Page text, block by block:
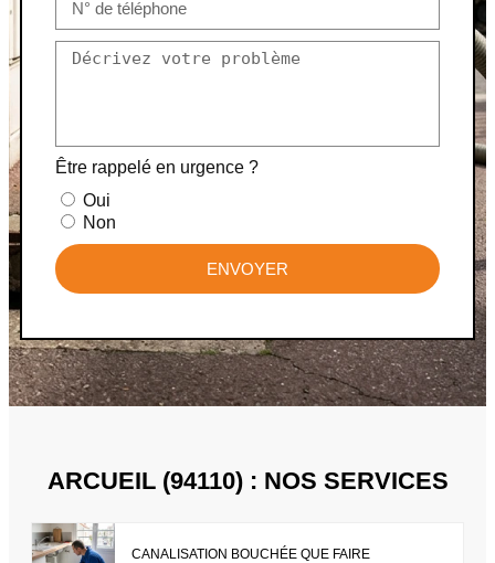
Être rappelé en urgence ?
Oui
Non
ENVOYER
ARCUEIL (94110) : NOS SERVICES
CANALISATION BOUCHÉE QUE FAIRE